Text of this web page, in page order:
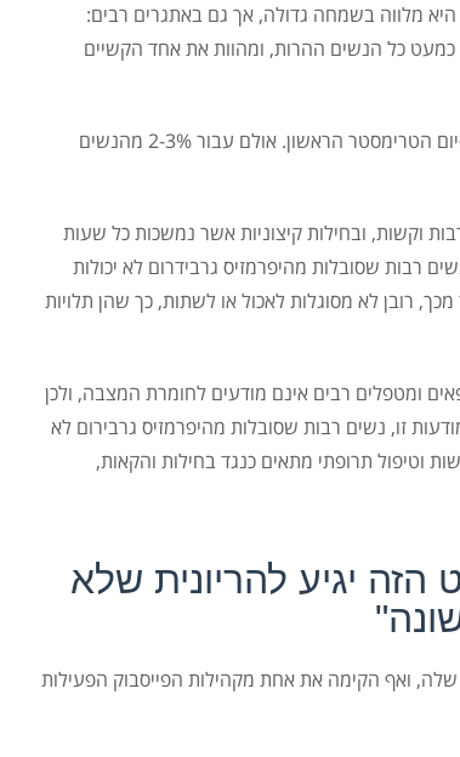
היא מלווה בשמחה גדולה, אך גם באתגרים רבים:
כמעט כל הנשים ההרות, ומהוות את אחד הקשיים
עבור רוב הנשים בחילות הבוקר חולפות תוך מספר שבועות, או בסיום הטרימסטר הראשון. אולם עבור 2-3% מהנשים
וקשות, ובחילות קיצוניות אשר נמשכות כל שעות
רבות שסובלות מהיפרמזיס גרבידרום לא יכולות
רובן לא מסוגלות לאכול או לשתות, כך שהן תלויות
ומטפלים רבים אינם מודעים לחומרת המצבה, ולכן
זו, נשים רבות שסובלות מהיפרמזיס גרבירום לא
וטיפול תרופתי מתאים כנגד בחילות והקאות,
הזה יגיע להריונית שלא
שלה, ואף הקימה את אחת מקהילות הפייסבוק הפעילות